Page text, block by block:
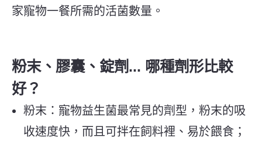
家寵物一餐所需的活菌數量。
粉末、膠囊、錠劑... 哪種劑形比較
好？
粉末：寵物益生菌最常見的劑型，粉末的吸
收速度快，而且可拌在飼料裡、易於餵食；